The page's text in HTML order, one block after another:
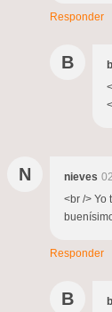
Responder
B
N nieves
<br /> Yo
Responder
B